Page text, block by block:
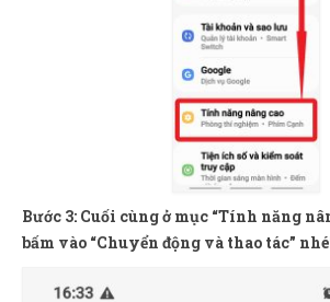
Bước 3: Cuối cùng ở mục “Tính năng
bấm vào “Chuyển động và thao tác”